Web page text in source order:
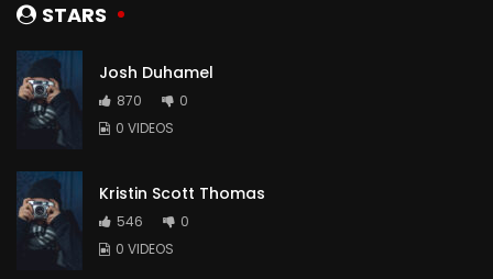
STARS
Josh Duhamel
870
0
0 VIDEOS
Kristin Scott Thomas
546
0
0 VIDEOS